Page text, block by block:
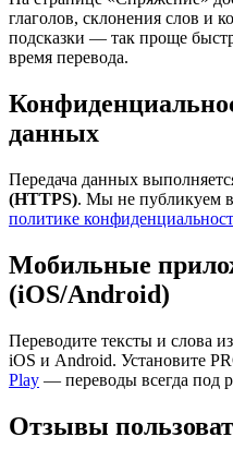
глаголов, склонения слов и
подсказки — так проще
время перевода.
данных
Передача данных
(HTTPS). Мы не публикуем
политике
Мобильные
(iOS/Android)
Переводите тексты и слова из
iOS и Android. Установите
Play — переводы всегда под
Отзывы